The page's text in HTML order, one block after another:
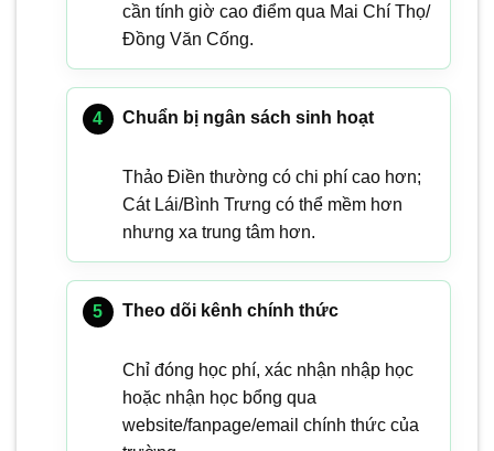
cần tính giờ cao điểm qua Mai Chí Thọ/
Đồng Văn Cống.
Chuẩn bị ngân sách sinh hoạt
Thảo Điền thường có chi phí cao hơn;
Cát Lái/Bình Trưng có thể mềm hơn
nhưng xa trung tâm hơn.
Theo dõi kênh chính thức
Chỉ đóng học phí, xác nhận nhập học
hoặc nhận học bổng qua
website/fanpage/email chính thức của